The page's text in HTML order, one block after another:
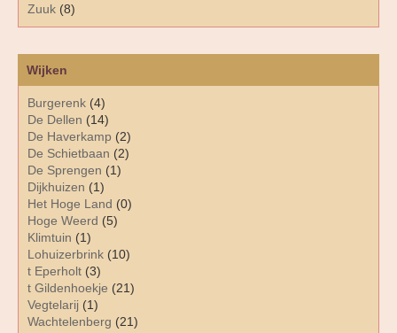
Zuuk (8)
Wijken
Burgerenk (4)
De Dellen (14)
De Haverkamp (2)
De Schietbaan (2)
De Sprengen (1)
Dijkhuizen (1)
Het Hoge Land (0)
Hoge Weerd (5)
Klimtuin (1)
Lohuizerbrink (10)
t Eperholt (3)
t Gildenhoekje (21)
Vegtelarij (1)
Wachtelenberg (21)